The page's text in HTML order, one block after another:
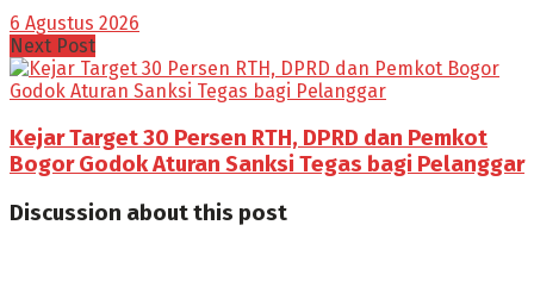
6 Agustus 2026
Next Post
Kejar Target 30 Persen RTH, DPRD dan Pemkot
Bogor Godok Aturan Sanksi Tegas bagi Pelanggar
Discussion about this post